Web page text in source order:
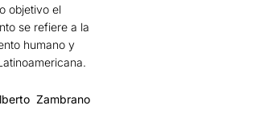
objetivo el
se refiere a la
humano y
Zambrano